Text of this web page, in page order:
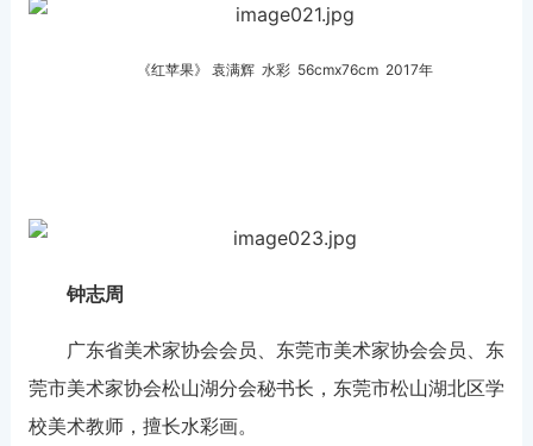
《红苹果》 袁满辉 水彩 56cmx76cm 2017年
钟志周
广东省美术家协会会员、东莞市美术家协会会员、东
莞市美术家协会松山湖分会秘书长，东莞市松山湖北区学
校美术教师，擅长水彩画。